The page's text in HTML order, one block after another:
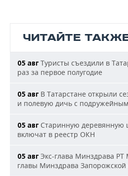
ЧИТАЙТЕ
05 авг Туристы съездили в
раз за первое полугодие
05 авг В Татарстане открыли
и полевую дичь с
05 авг Старинную деревянную
включат в реестр ОКН
05 авг Экс-глава Минздрава
главы Минздрава Запорожской